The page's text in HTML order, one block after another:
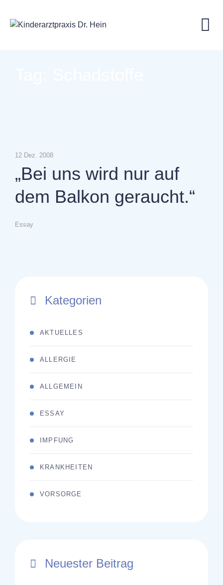
content
12 Dez. 2008
„Bei uns wird nur auf
dem Balkon geraucht.“
Essay
Kategorien
AKTUELLES
ALLERGIE
ALLGEMEIN
ESSAY
IMPFUNG
KRANKHEITEN
VORSORGE
Neuester Beitrag